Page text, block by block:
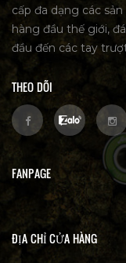
cấp đa dạng các
hàng đầu thế giới,
đầu đến các tay
THEO DÕI
FANPAGE
ĐỊA CHỈ CỬA HÀNG